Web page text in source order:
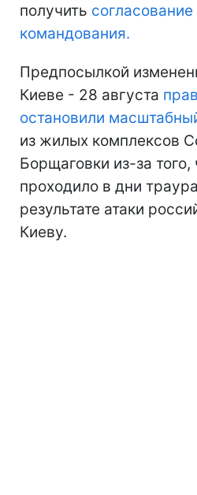
получить
командования.
Предпосылкой
Киеве - 28 августа
остановили
из жилых комплексов
Борщаговки из-за
проходило в дни
результате атаки
Киеву.